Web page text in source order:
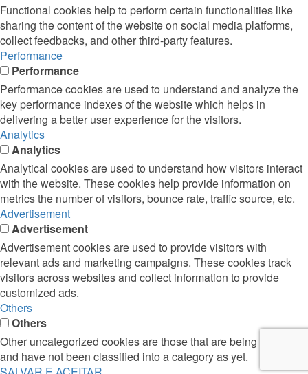
Functional cookies help to perform certain functionalities like
sharing the content of the website on social media platforms,
collect feedbacks, and other third-party features.
Performance
Performance
Performance cookies are used to understand and analyze the
key performance indexes of the website which helps in
delivering a better user experience for the visitors.
Analytics
Analytics
Analytical cookies are used to understand how visitors interact
with the website. These cookies help provide information on
metrics the number of visitors, bounce rate, traffic source, etc.
Advertisement
Advertisement
Advertisement cookies are used to provide visitors with
relevant ads and marketing campaigns. These cookies track
visitors across websites and collect information to provide
customized ads.
Others
Others
Other uncategorized cookies are those that are being analyzed
and have not been classified into a category as yet.